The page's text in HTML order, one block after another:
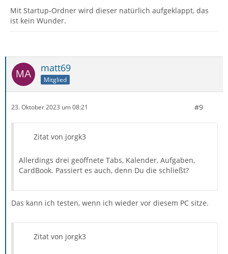
Mit Startup-Ordner wird dieser natürlich aufgeklappt, das
ist kein Wunder.
matt69
Mitglied
23. Oktober 2023 um 08:21 #9
Zitat von jorgk3
Allerdings drei geöffnete Tabs, Kalender, Aufgaben,
CardBook. Passiert es auch, denn Du die schließt?
Das kann ich testen, wenn ich wieder vor diesem PC sitze.
Zitat von jorgk3